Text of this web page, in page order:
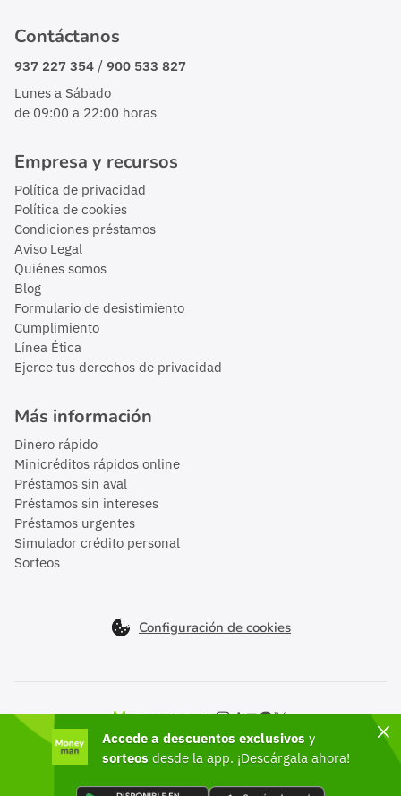
Accede a descuentos exclusivos y
sorteos desde la app. ¡Descárgala ahora!
Contáctanos
937 227 354 / 900 533 827
Lunes a Sábado
de 09:00 a 22:00 horas
Empresa y recursos
Política de privacidad
Política de cookies
Condiciones préstamos
Aviso Legal
Quiénes somos
Blog
Formulario de desistimiento
Cumplimiento
Línea Ética
Ejerce tus derechos de privacidad
Más información
Dinero rápido
Minicréditos rápidos online
Préstamos sin aval
Préstamos sin intereses
Préstamos urgentes
Simulador crédito personal
Sorteos
Configuración de cookies
Moneyman en el mundo
México